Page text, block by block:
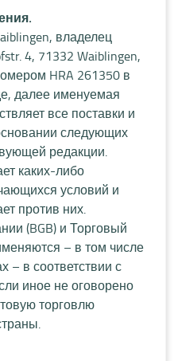
владелец
4, 71332 Waiblingen,
HRA 261350 в
далее именуемая
все поставки и
следующих
редакции.
каких-либо
условий и
против них.
(BGB) и Торговый
– в том числе
– в соответствии с
иное не оговорено
торговлю